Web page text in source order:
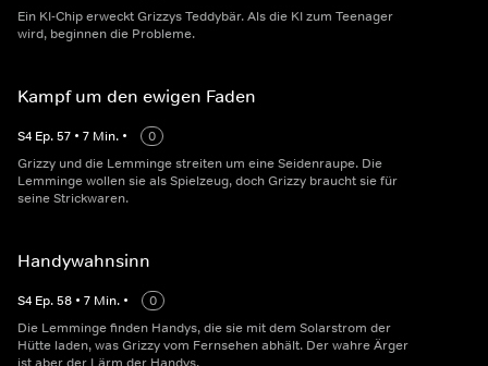
Ein KI-Chip erweckt Grizzys Teddybär. Als die KI zum Teenager
wird, beginnen die Probleme.
Kampf um den ewigen Faden
S4 Ep.57 • 7 Min. •
0
Grizzy und die Lemminge streiten um eine Seidenraupe. Die
Lemminge wollen sie als Spielzeug, doch Grizzy braucht sie für
seine Strickwaren.
Handywahnsinn
S4 Ep.58 • 7 Min. •
0
Die Lemminge finden Handys, die sie mit dem Solarstrom der
Hütte laden, was Grizzy vom Fernsehen abhält. Der wahre Ärger